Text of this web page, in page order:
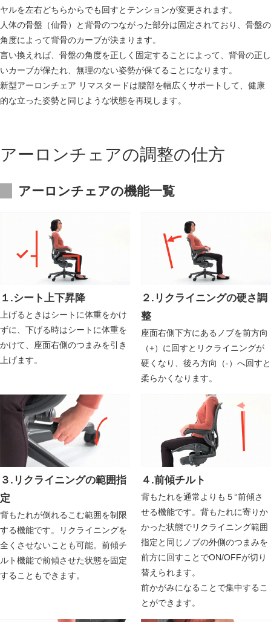
ヤルを左右どちらからでも回すとテンションが変更されます。
人体の骨盤（仙骨）と背骨のつながった部分は固定されており、骨盤の
角度によって背骨のカーブが決まります。
言い換えれば、骨盤の角度を正しく固定することによって、背骨の正し
いカーブが保たれ、無理のない姿勢が保てることになります。
新型アーロンチェア リマスタードは腰部を幅広くサポートして、健康
的な立った姿勢と同じような状態を再現します。
アーロンチェアの調整の仕方
アーロンチェアの機能一覧
１.シート上下昇降
上げるときはシートに体重をかけ
ずに、下げる時はシートに体重を
かけて、座面右側のつまみを引き
上げます。
２.リクライニングの硬さ調
整
座面右側下方にあるノブを前方向
（+）に回すとリクライニングが
硬くなり、後ろ方向（-）へ回すと
柔らかくなります。
３.リクライニングの範囲指
定
背もたれが倒れるこむ範囲を制限
する機能です。リクライニングを
全くさせないことも可能。前傾チ
ルト機能で前傾させた状態を固定
することもできます。
４.前傾チルト
背もたれを通常よりも５°前傾さ
せる機能です。背もたれに寄りか
かった状態でリクライニング範囲
指定と同じノブの外側のつまみを
前方に回すことでON/OFFが切り
替えられます。
前かがみになることで集中するこ
とができます。